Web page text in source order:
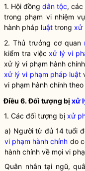
1. Hội đồng dân tộc, các
trong phạm vi nhiệm
hành pháp luật trong xử
2. Thủ trưởng cơ quan
kiểm tra việcxử lý vi
xử lý vi phạm hành chính
xử lý vi phạm pháp luật
vi phạm hành chính
Điều 6. Đối tượng bị xử
1. Các đối tượng bị xử
a) Người từ đủ 14 tuổi
vi phạm hành chính do
hành chính về mọi vi
Quân nhân tại ngũ,